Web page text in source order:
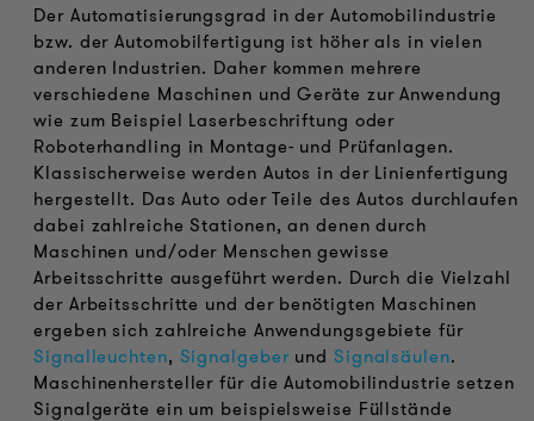
Der Automatisierungsgrad in der Automobilindustrie
bzw. der Automobilfertigung ist höher als in vielen
anderen Industrien. Daher kommen mehrere
verschiedene Maschinen und Geräte zur Anwendung
wie zum Beispiel Laserbeschriftung oder
Roboterhandling in Montage- und Prüfanlagen.
Klassischerweise werden Autos in der Linienfertigung
hergestellt. Das Auto oder Teile des Autos durchlaufen
dabei zahlreiche Stationen, an denen durch
Maschinen und/oder Menschen gewisse
Arbeitsschritte ausgeführt werden. Durch die Vielzahl
der Arbeitsschritte und der benötigten Maschinen
ergeben sich zahlreiche Anwendungsgebiete für
Signalleuchten, Signalgeberund Signalsäulen.
Maschinenhersteller für die Automobilindustrie setzen
Signalgeräte ein um beispielsweise Füllstände